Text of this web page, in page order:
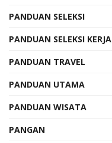
PANDUAN SELEKSI
PANDUAN SELEKSI KERJA
PANDUAN TRAVEL
PANDUAN UTAMA
PANDUAN WISATA
PANGAN